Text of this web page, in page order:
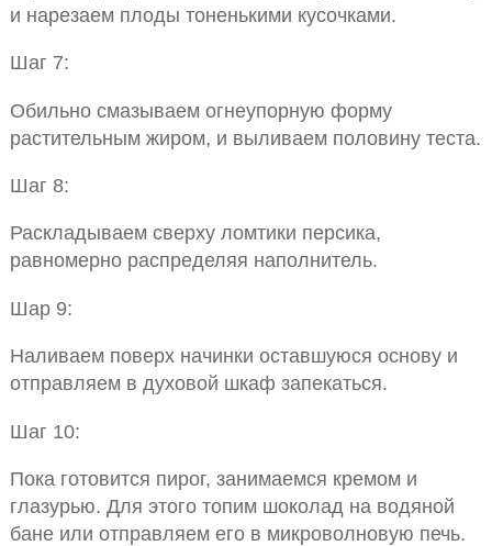
и нарезаем плоды тоненькими кусочками.
Шаг 7:
Обильно смазываем огнеупорную форму
растительным жиром, и выливаем половину теста.
Шаг 8:
Раскладываем сверху ломтики персика,
равномерно распределяя наполнитель.
Шар 9:
Наливаем поверх начинки оставшуюся основу и
отправляем в духовой шкаф запекаться.
Шаг 10:
Пока готовится пирог, занимаемся кремом и
глазурью. Для этого топим шоколад на водяной
бане или отправляем его в микроволновую печь.